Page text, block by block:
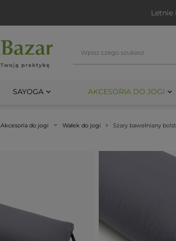
Darmowy miesiąc w
SAYOGA AKCESORIA DO JOGI
Akcesoria do jogi Wałek do jogi Szary bawełniany